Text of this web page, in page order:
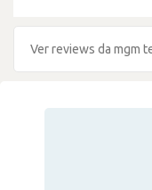
Ver reviews da mgm